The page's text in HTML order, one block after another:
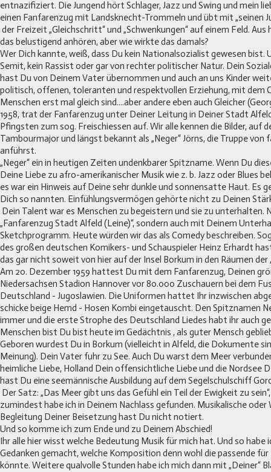
entnazifiziert. Die Jungend hört Schlager, Jazz und Swing und mein
einen Fanfarenzug mit Landsknecht-Trommeln und übt mit „seinen
der Freizeit „Gleichschritt“ und „Schwenkungen“ auf einem Feld.
das belustigend anhören, aber wie wirkte das damals?
Wer Dich kannte, weiß, dass Du kein Nationalsozialist gewesen bist.
Semit, kein Rassist oder gar von rechter politischer Natur. Dein
hast Du von Deinem Vater übernommen und auch an uns Kinder
politisch, offenen, toleranten und respektvollen Erziehung, mit dem
Menschen erst mal gleich sind....aber andere eben auch Gleicher
1958, trat der Fanfarenzug unter Deiner Leitung in Deiner Stadt
Pfingsten zum sog. Freischiessen auf. Wir alle kennen die Bilder, auf
Tambourmajor und längst bekannt als „Neger“ Jörns, die Truppe von
anführst.
„Neger“ ein in heutigen Zeiten undenkbarer Spitzname. Wenn Du
Deine Liebe zu afro-amerikanischer Musik wie z. b. Jazz oder Blues
es war ein Hinweis auf Deine sehr dunkle und sonnensatte Haut. Es
Dich so nannten. Einfühlungsvermögen gehörte nicht zu Deinen
Dein Talent war es Menschen zu begeistern und sie zu unterhalten.
„Fanfarenzug Stadt Alfeld (Leine)“, sondern auch mit Deinem
Sketchprogramm. Heute würden wir das als Comedy beschreiben.
des großen deutschen Komikers- und Schauspieler Heinz Erhardt
das gar nicht soweit von hier auf der Insel Borkum in den Räumen der
Am 20. Dezember 1959 hattest Du mit dem Fanfarenzug, Deinen
Niedersachsen Stadion Hannover vor 80.000 Zuschauern bei dem
Deutschland - Jugoslawien. Die Uniformen hattet Ihr inzwischen
schicke beige Hemd - Hosen Kombi eingetauscht. Den Spitznamen
immer und die erste Strophe des Deutschland Liedes habt ihr auch
Menschen bist Du bist heute im Gedächtnis , als guter Mensch
Geboren wurdest Du in Borkum (vielleicht in Alfeld, die Dokumente
Meinung). Dein Vater fuhr zu See. Auch Du warst dem Meer
heimliche Liebe, Holland Dein offensichtliche Liebe und die Nordsee
hast Du eine seemännische Ausbildung auf dem Segelschulschiff
Der Satz: „Das Meer gibt uns das Gefühl ein Teil der Ewigkeit zu
zumindest habe ich in Deinem Nachlass gefunden. Musikalische oder
Begleitung Deiner Beisetzung hast Du nicht notiert.
Und so komme ich zum Ende und zu Deinem Abschied!
Ihr alle hier wisst welche Bedeutung Musik für mich hat. Und so habe
Gedanken gemacht, welche Komposition denn wohl die passende für
könnte. Weitere qualvolle Stunden habe ich mich dann mit „Deiner“